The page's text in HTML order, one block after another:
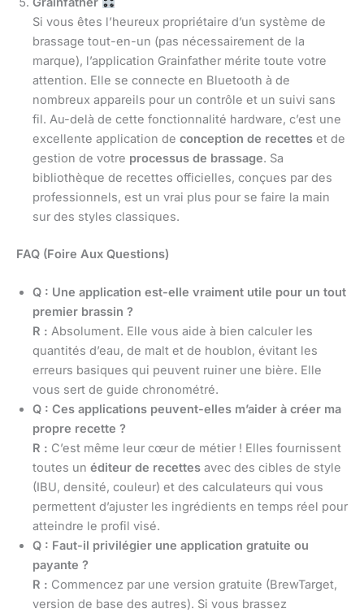
Si vous êtes l’heureux propriétaire d’un système de
brassage tout-en-un (pas nécessairement de la
marque), l’application Grainfather mérite toute votre
attention. Elle se connecte en Bluetooth à de
nombreux appareils pour un contrôle et un suivi sans
fil. Au-delà de cette fonctionnalité hardware, c’est une
excellente application de conception de recettes et de
gestion de votre processus de brassage. Sa
bibliothèque de recettes officielles, conçues par des
professionnels, est un vrai plus pour se faire la main
sur des styles classiques.
FAQ (Foire Aux Questions)
Q : Une application est-elle vraiment utile pour un tout
premier brassin ?
R : Absolument. Elle vous aide à bien calculer les
quantités d’eau, de malt et de houblon, évitant les
erreurs basiques qui peuvent ruiner une bière. Elle
vous sert de guide chronométré.
Q : Ces applications peuvent-elles m’aider à créer ma
propre recette ?
R : C’est même leur cœur de métier ! Elles fournissent
toutes un éditeur de recettes avec des cibles de style
(IBU, densité, couleur) et des calculateurs qui vous
permettent d’ajuster les ingrédients en temps réel pour
atteindre le profil visé.
Q : Faut-il privilégier une application gratuite ou
payante ?
R : Commencez par une version gratuite (BrewTarget,
version de base des autres). Si vous brassez